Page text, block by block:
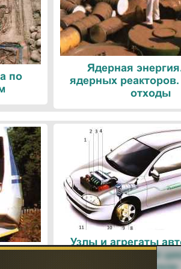
по
Ядерная
ядерных
отходы
Узлы и агрегаты
Четырехтактный